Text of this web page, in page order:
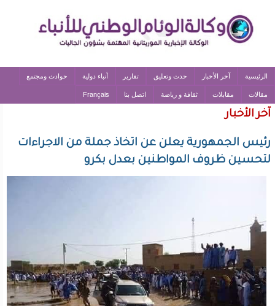
الرئيسية آخر الأخبار حدث وتعليق تقارير أنباء دولية حوادث ومجتمع
مقالات مقابلات ثقافة و رياضة اتصل بنا Français
آخر الأخبار
رئيس الجمهورية يعلن عن اتخاذ جملة من الاجراءات
لتحسين ظروف المواطنين بعدل بكرو